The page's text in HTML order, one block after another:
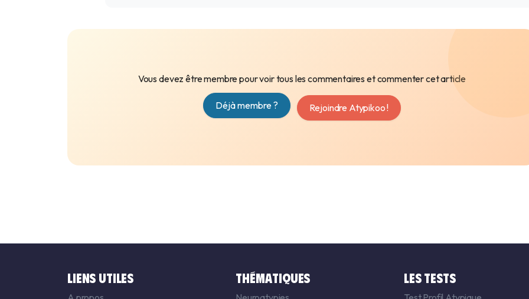
Vous devez être membre pour voir tous les commentaires et commenter cet article
Déjà membre ? Rejoindre Atypikoo !
LIENS UTILES THÉMATIQUES LES TESTS